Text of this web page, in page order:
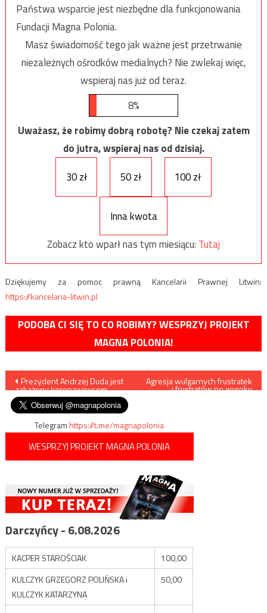
Państwa wsparcie jest niezbędne dla funkcjonowania
Fundacji Magna Polonia.
Masz świadomość tego jak ważne jest przetrwanie
niezależnych ośrodków medialnych? Nie zwlekaj więc,
wspieraj nas już od teraz.
8%
Uważasz, że robimy dobrą robotę? Nie czekaj zatem
do jutra, wspieraj nas od dzisiaj.
30 zł
50 zł 100 zł
Inna kwota
Zobacz kto wparł nas tym miesiącu: Tutaj
Dziękujemy za pomoc prawną Kancelarii Prawnej Litwin:
https://kancelaria-litwin.pl
PODOBA CI SIĘ TO CO ROBIMY? WESPRZYJ PROJEKT
MAGNA POLONIA!
Nawigacja
wpisu
Prezydent Andrzej Duda jest
zakażony koronawirusem
Agresja wulgarnych frustratek
i frustratów po wyroku
Telegramhttps://t.me/magnapolonia
WESPRZYJ PROJEKT MAGNA POLONIA
Darczyńcy - 6.08.2026
KACPER STAROŚCIAK
100,00
KULCZYK GRZEGORZ POLIŃSKA i
KULCZYK KATARZYNA
50,00